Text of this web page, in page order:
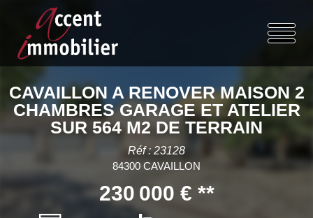
CAVAILLON A RENOVER MAISON 2
CHAMBRES GARAGE ET ATELIER
SUR 564 M2 DE TERRAIN
Réf : 23128
84300 CAVAILLON
230 000 € **